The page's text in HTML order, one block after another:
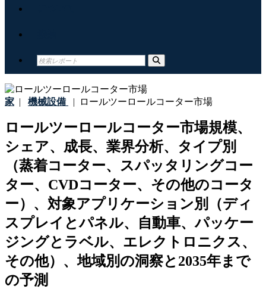
家 | 機械設備 | ロールツーロールコーター市場
ロールツーロールコーター市場規模、
シェア、成長、業界分析、タイプ別
（蒸着コーター、スパッタリングコー
ター、CVDコーター、その他のコータ
ー）、対象アプリケーション別（ディ
スプレイとパネル、自動車、パッケー
ジングとラベル、エレクトロニクス、
その他）、地域別の洞察と2035年まで
の予測